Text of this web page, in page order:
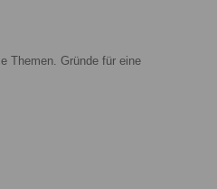
Themen. Gründe für eine